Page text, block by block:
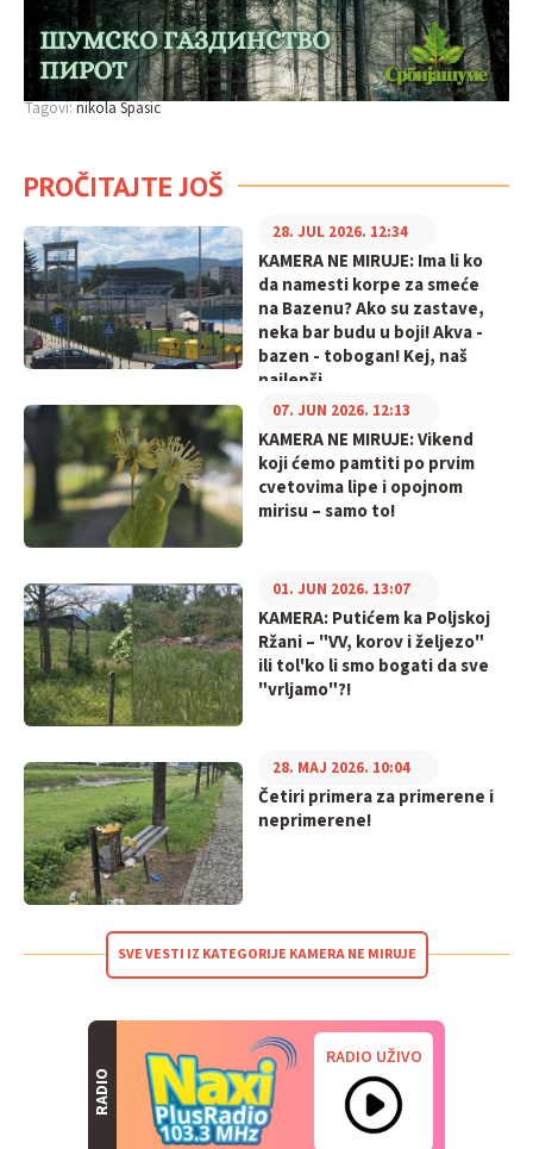
Tagovi:nikola Spasic
PROČITAJTE JOŠ
KAMERA NE MIRUJE: Ima li ko
da namesti korpe za smeće
na Bazenu? Ako su zastave,
neka bar budu u boji! Akva -
bazen - tobogan! Kej, naš
najlepši
28. JUL 2026. 12:34
KAMERA NE MIRUJE: Vikend
koji ćemo pamtiti po prvim
cvetovima lipe i opojnom
mirisu – samo to!
07. JUN 2026. 12:13
KAMERA: Putićem ka Poljskoj
Ržani – "VV, korov i željezo"
ili tol'ko li smo bogati da sve
"vrljamo"?!
01. JUN 2026. 13:07
Četiri primera za primerene i
neprimerene!
28. MAJ 2026. 10:04
SVE VESTI IZ KATEGORIJE KAMERA NE MIRUJE
RADIO
RADIO UŽIVO